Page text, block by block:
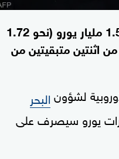
قال وزير الخارجية المصري بدر عبد العاطي، السبت، إن بلاده تتوقع تلقي 1.5 مليار يورو (نحو 1.72
من اثنتين متبقيتين من
لشؤون البحر
المتبقي البالغ 3 مليارات يورو ‌سيصرف على